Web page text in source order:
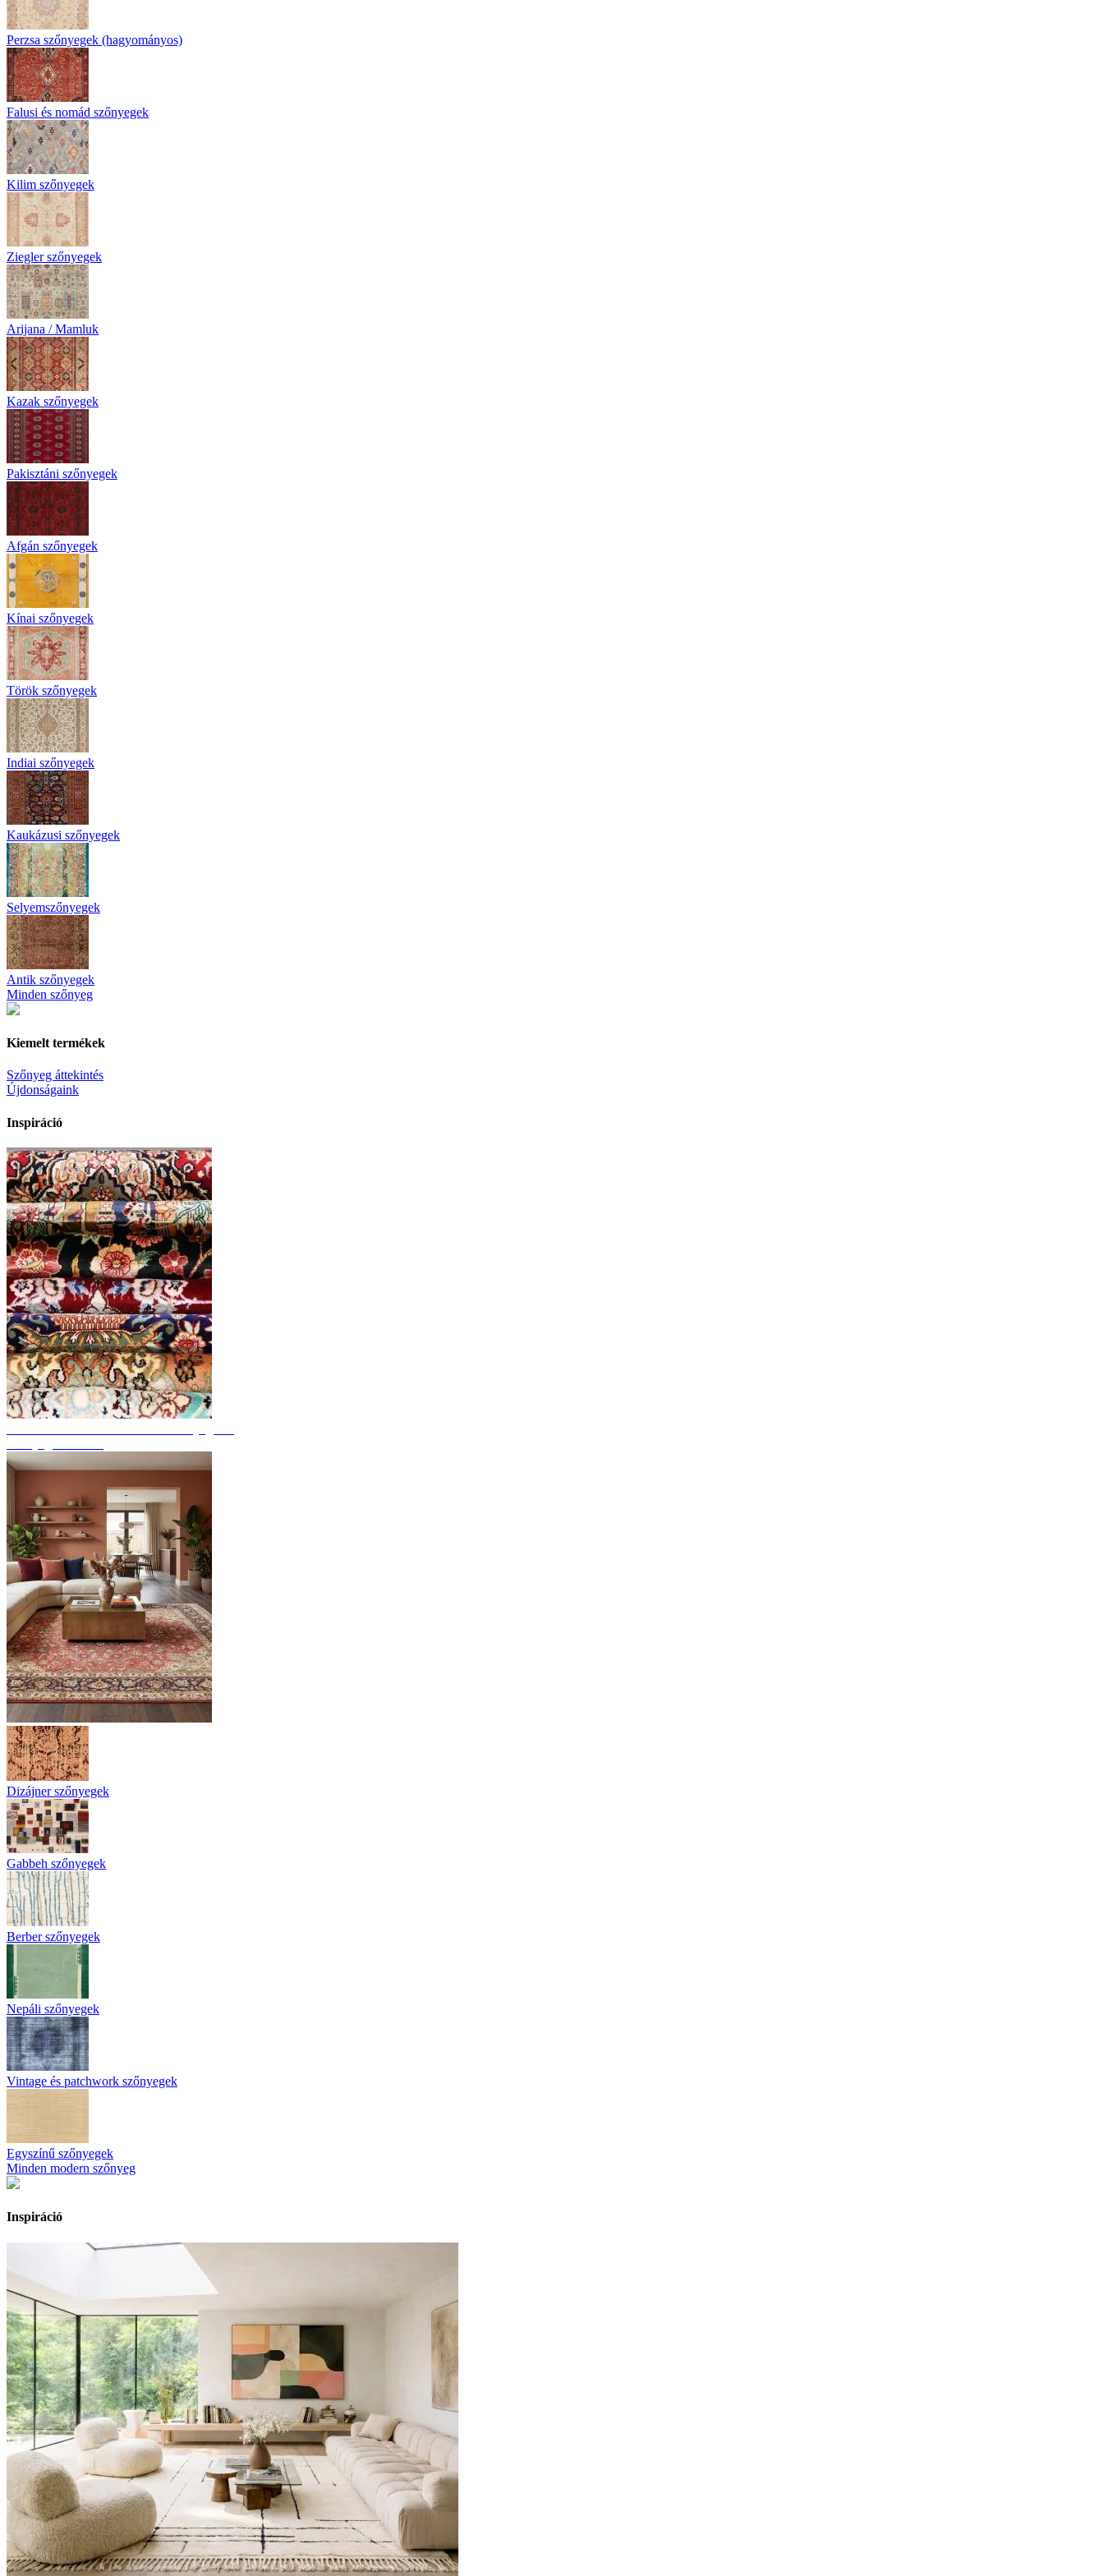
Perzsa szőnyegek (hagyományos)
Falusi és nomád szőnyegek
Kilim szőnyegek
Ziegler szőnyegek
Arijana / Mamluk
Kazak szőnyegek
Pakisztáni szőnyegek
Afgán szőnyegek
Kínai szőnyegek
Török szőnyegek
Indiai szőnyegek
Kaukázusi szőnyegek
Selyemszőnyegek
Antik szőnyegek
Minden szőnyeg
Kiemelt termékek
Szőnyeg áttekintés
Újdonságaink
Inspiráció
Dizájner szőnyegek
Gabbeh szőnyegek
Berber szőnyegek
Nepáli szőnyegek
Vintage és patchwork szőnyegek
Egyszínű szőnyegek
Minden modern szőnyeg
Inspiráció